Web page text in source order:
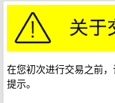
在您初次进行交易之前
提示。